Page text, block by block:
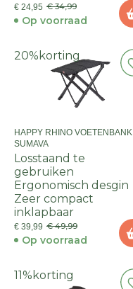
€ 24,95 € 34,99
Op voorraad
20% korting
HAPPY RHINO VOETENBANK
SUMAVA
Losstaand te
gebruiken
Ergonomisch desgin
Zeer compact
inklapbaar
€ 39,99 € 49,99
Op voorraad
11% korting